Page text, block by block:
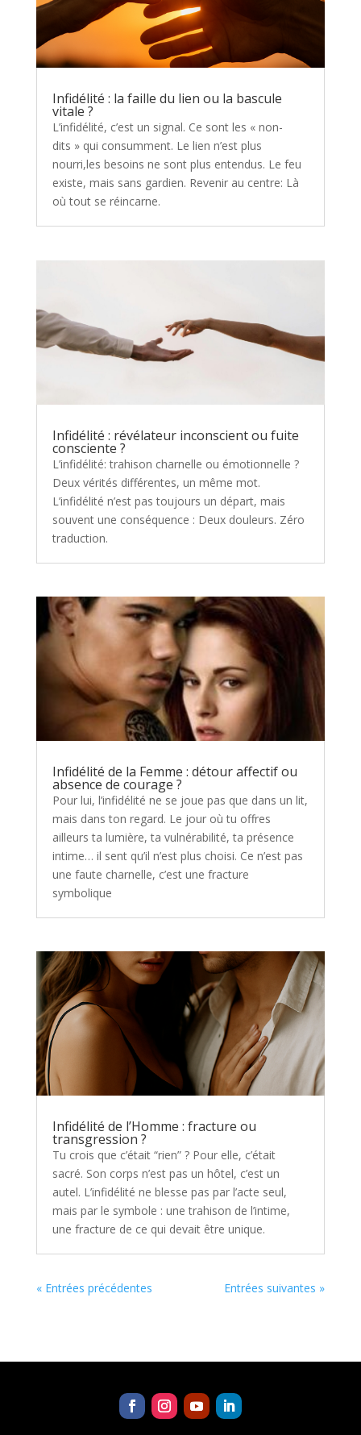
Infidélité : la faille du lien ou la bascule
vitale ?
L’infidélité, c’est un signal. Ce sont les « non-
dits » qui consumment. Le lien n’est plus
nourri,les besoins ne sont plus entendus. Le feu
existe, mais sans gardien. Revenir au centre: Là
où tout se réincarne.
Infidélité : révélateur inconscient ou fuite
consciente ?
L’infidélité: trahison charnelle ou émotionnelle ?
Deux vérités différentes, un même mot.
L’infidélité n’est pas toujours un départ, mais
souvent une conséquence : Deux douleurs. Zéro
traduction.
Infidélité de la Femme : détour affectif ou
absence de courage ?
Pour lui, l’infidélité ne se joue pas que dans un lit,
mais dans ton regard. Le jour où tu offres
ailleurs ta lumière, ta vulnérabilité, ta présence
intime… il sent qu’il n’est plus choisi. Ce n’est pas
une faute charnelle, c’est une fracture
symbolique
Infidélité de l’Homme : fracture ou
transgression ?
Tu crois que c’était “rien” ? Pour elle, c’était
sacré. Son corps n’est pas un hôtel, c’est un
autel. L’infidélité ne blesse pas par l’acte seul,
mais par le symbole : une trahison de l’intime,
une fracture de ce qui devait être unique.
« Entrées précédentes Entrées suivantes »